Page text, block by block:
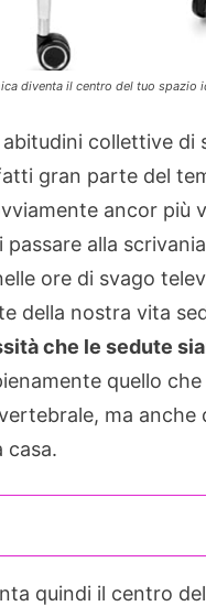
diventa il centro del tuo spazio
collettive di
gran parte del
ancor più
alla
ore di svago
della nostra vita
che le sedute
quello
ma anche
casa.
quindi il centro